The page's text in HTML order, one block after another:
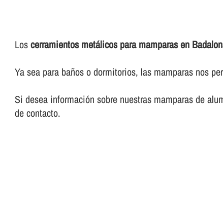
Loscerramientos metálicos para mamparas en
Ya sea para baños o dormitorios, las mamparas nos
Si desea información sobre nuestras mamparas de
de contacto.